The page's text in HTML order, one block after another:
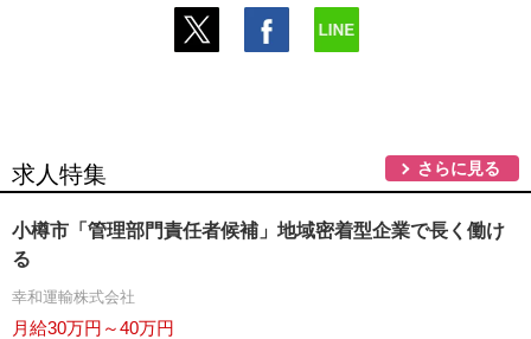
求人特集 さらに見る
小樽市「管理部門責任者候補」地域密着型企業で長く働け
る
幸和運輸株式会社
月給30万円～40万円